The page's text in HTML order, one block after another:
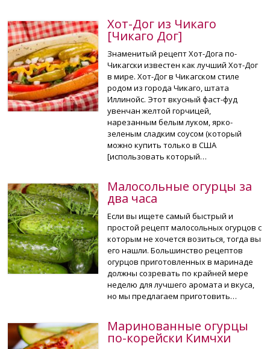
Хот-Дог из Чикаго
[Чикаго Дог]
Знаменитый рецепт Хот-Дога по-
Чикагски известен как лучший Хот-Дог
в мире. Хот-Дог в Чикагском стиле
родом из города Чикаго, штата
Иллинойс. Этот вкусный фаст-фуд
увенчан желтой горчицей,
нарезанным белым луком, ярко-
зеленым сладким соусом (который
можно купить только в США
[использовать который…
Малосольные огурцы за
два часа
Если вы ищете самый быстрый и
простой рецепт малосольных огурцов с
которым не хочется возиться, тогда вы
его нашли. Большинство рецептов
огурцов приготовленных в маринаде
должны созревать по крайней мере
неделю для лучшего аромата и вкуса,
но мы предлагаем приготовить…
Маринованные огурцы
по-корейски Кимчхи